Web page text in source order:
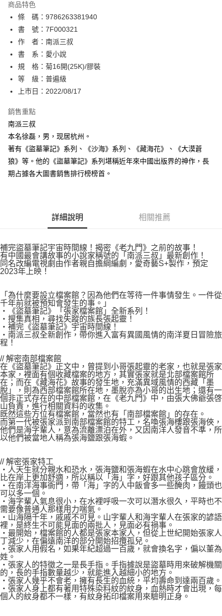
相關說明
【關於「AFTEE先享後付」】
AFTEE先享後付是「在收到商品之後才付款」的支付方式。 讓您購物簡單
便利好安心！
１．簡單：不需註冊會員、不需綁卡、不需儲值。
２．便利：只要手機號碼，簡訊認證，即可結帳。
３．安心：先確認商品／服務後，再付款。
【「AFTEE先享後付」結帳流程】
１．於結帳方式選擇「AFTEE先享後付」後，將跳轉至「AFTEE先享後付」
２．訂單成立數日內，您將收到繳費通知簡訊。
ATM／網路銀行／等多元方式進行付款，方視為交易完成。
※ 請注意：結帳手續完成當下不需立刻繳費，但若您需要取消訂單，請聯絡
購買商品的店家。未經商家同意取消之訂單仍視為有效，需透過AFTEE先享
後付繳納相關費用。
※ 交易是否成功請以「AFTEE先享後付 」之結帳頁面顯示為準，若有關於
是否繳費成功／繳費後需取消欲退款等相關疑問，請聯繫「AFTEE先享後付
易，需依本服務之必要範圍內提供個人資料，並將交易相關給付款項請求債
https://aftee.tw/terms/#terms3
３．未成年的使用者請事先徵得法定代理人或監護人之同意方可使用
「AFTEE先享後付」，若未經同意申辦者引起之損失，本公司不負相關責
任。
請求用戶進行身份認證。
５．嚴禁一人註冊多個帳號或使用他人資訊註冊。若發現惡意使用之情形，
恩沛科技股份有限公司將有權停止該用戶之使用額度並採取法律行動。
ATM付款
運送方式
全家取貨付款
每筆NT$80，滿NT$500(含以上)免運費
每筆NT$80，滿NT$500(含以上)免運費
每筆NT$80，滿NT$500(含以上)免運費
付款後萊爾富取貨
每筆NT$80，滿NT$500(含以上)免運費
付款後7-11取貨
宅配
每筆NT$100，滿NT$800(含以上)免運費
國家/地區配送 查看運費
商品特色
條 碼：9786263381940
書 號：7F000321
作 者：南派三叔
書 系：愛小說
規 格：菊16開(25K)/膠裝
等 級：普遍級
上市日：2022/08/17
銷售重點
南派三叔
本名徐磊，男，现居杭州。
著有《盜墓筆記》系列、《沙海》系列、《藏海花》、《大漠蒼
狼》等。他的《盜墓筆記》系列堪稱近年來中國出版界的神作，長
期占據各大圖書銷售排行榜榜首。
詳細說明 相關推薦
補完盜墓筆記宇宙時間線！揭密《老九門》之前的故事！
有中國最會講故事的小說家稱號的「南派三叔」最新創作！
同名改編電視劇由作者親自擔綱編劇，愛奇藝S+製作，預定
2023年上映！
「為什麼要設立檔案館？因為他們在等待一件事情發生。一件從
千年前就被預知會發生的事。」
‧《盜墓筆記》「張家檔案館」全新系列！
‧搜集真相，尋找失蹤的族長張起靈！
‧補完《盜墓筆記》宇宙時間線！
‧南派三叔全新創作，帶你進入富有異國風情的南洋夏日冒險旅
程！
// 解密南部檔案館
在《盜墓筆記》正文中，曾提到小哥張起靈的老家，也就是張家
本家，裡面有個收藏檔案的地方，其實張家就是北部檔案館所
在；而在《藏海花》故事的發生地，充滿異域風情的西藏「墨
脫」，則為西部檔案館所在地，墨脫亦為小哥的出生地；還有一
個非正式存在的中部檔案館，在《老九門》中，由張大佛爺張啓
山負責，進行相關資料的收集。
既然這些方位有檔案館，當然也有「南部檔案館」的存在。
而第一代被張家派到南部檔案館的特工，名喚張海樓跟張海俠，
他們是海字輩人，意為流離漂泊在外，又因南洋人發音不準，所
以他們被當地人稱為張海鹽跟張海蝦。
// 解密張家特工
‧人天生就分親水和恐水，張海鹽和張海蝦在水中心跳會放緩，
比在岸上更加舒適，所以稱以「海」字，好跟其他孩子區分。
‧在南洋海事衙門，帶「海」字的人中飯會多一些醃肉，饅頭也
可以多一個。
‧海字輩人氣息很小，在水裡呼吸一次可以潛水很久，平時也不
需要像普通人那樣用力喘氣。
‧山海隔千年，戚戚不可見。山字輩人和海字輩人在張家的諺語
裡，是終生不可能見面的兩批人，見面必有禍事。
‧最開始，檔案館的人都是張家本家人，但從上世紀開始張家人
丁減少，在偏遠南洋的部分開始招攬孤兒。
‧張家人用假名，如果年紀超過一百歲，就會換名字，偏以董為
姓。
‧張家人的特徵之一是長手指。手指據說是盜墓時用來破解機關
的，長的手指數量越少，就能進入越細小的地方。
‧張家人幾乎不會老，擁有長生的血統，平均壽命到達兩百歲。
‧張家人身上都有著用特殊染料紋的紋身，血熱時才會出現，每
個人的紋身都不一樣，有紋身拓印檔案用來驗明正身。